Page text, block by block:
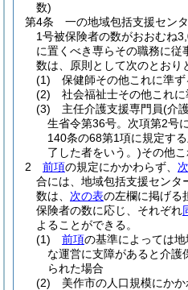
数)
第4条
一の地域包括支援セン
1号被保険者の数がおおむね
に置くべき専らその職務に従
数は、原則として次のとおり
(1)
保健師その他これに準
(2)
社会福祉士その他これ
(3)
主任介護支援専門員(介
生省令第36号。次項第2号
140条の68第1項に規定す
了した者をいう。)その他
2
前項の規定にかかわらず、
合には、地域包括支援センタ
数は、 次の表の左欄に掲げる
保険者の数に応じ、それぞれ
よることができる。
(1)
前項の基準によっては
な運営に支障があると介護
られた場合
(2)
美作市の人口規模にか